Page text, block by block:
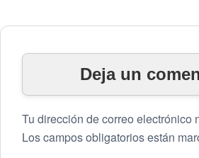
Deja un
Tu dirección de correo electrónico
Los campos obligatorios están